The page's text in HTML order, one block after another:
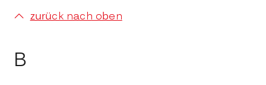
zurück nach oben
B